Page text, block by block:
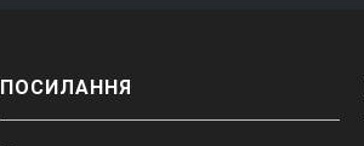
ПОСИЛАННЯ